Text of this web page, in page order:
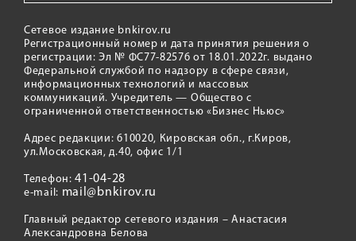
Сетевое издание bnkirov.ru
Регистрационный номер и дата принятия решения о
регистрации: Эл № ФС77-82576 от 18.01.2022г. выдано
Федеральной службой по надзору в сфере связи,
информационных технологий и массовых
коммуникаций. Учредитель — Общество с
ограниченной ответственностью «Бизнес Ньюс»
Адрес редакции: 610020, Кировская обл., г.Киров,
ул.Московская, д.40, офис 1/1
Телефон:41-04-28
e-mail: mail@bnkirov.ru
Главный редактор сетевого издания – Анастасия
Александровна Белова